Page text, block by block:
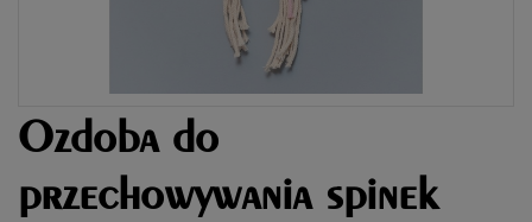
Ozdoba do
przechowywania spinek